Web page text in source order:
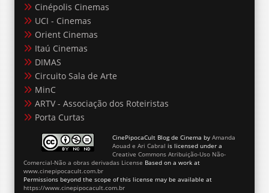
Cinépolis Cinemas
UCI - Cinemas
Orient Cinemas
Itaú Cinemas
DIMAS
Circuito Sala de Arte
MinC
ARTV - Associação dos Roteiristas
Porta Curtas
CinePipocaCult Blog de Cinema by Amanda
Aouad e Ari Cabral is licensed under a
Creative Commons Atribuição-Uso Não-
Comercial-Não a obras derivadas License Based on a work at
www.cinepipocacult.com.br
Permissions beyond the scope of this license may be available at
https://www.cinepipocacult.com.br